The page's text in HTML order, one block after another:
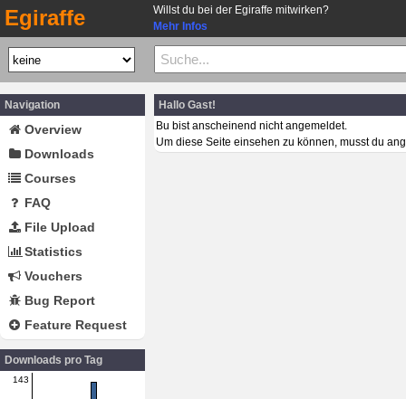
Egiraffe
Willst du bei der Egiraffe mitwirken?
Mehr Infos
Navigation
Overview
Downloads
Courses
FAQ
File Upload
Statistics
Vouchers
Bug Report
Feature Request
Downloads pro Tag
143
Hallo Gast!
Bu bist anscheinend nicht angemeldet.
Um diese Seite einsehen zu können, musst du